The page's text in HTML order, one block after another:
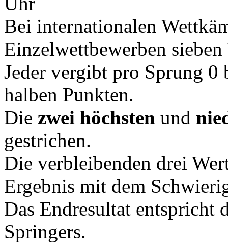
Bei internationalen
Einzelwettbewerben
Jeder vergibt pro Sprung
halben Punkten.
Die zwei höchsten und
gestrichen.
Die verbleibenden drei
Ergebnis mit dem
Das Endresultat entspricht
Springers.